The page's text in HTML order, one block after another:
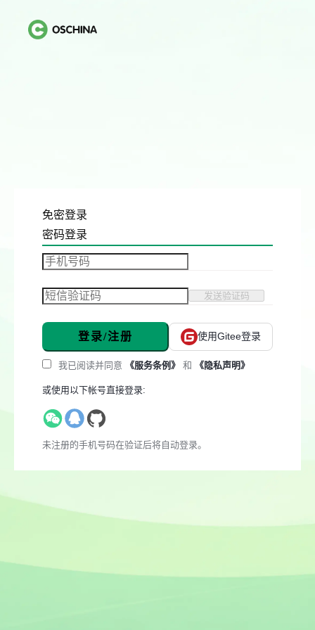
免密登录
密码登录
发送验证码
登录/注册 使用Gitee登录
我已阅读并同意 《服务条例》 和 《隐私声明》
或使用以下帐号直接登录:
未注册的手机号码在验证后将自动登录。